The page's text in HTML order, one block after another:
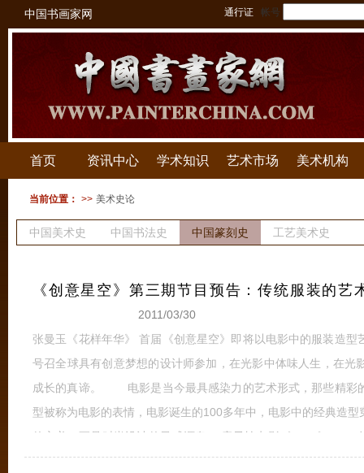
中国书画家网 通行证 帐号
首页 资讯中心 学术知识 艺术市场 美术机构
当前位置： >> 美术史论
中国美术史 中国书法史 中国篆刻史
工艺美术史
《创意星空》第三期节目预告：传统服装的
2011/03/30
张曼玉《花样年华》 首届《创意星空》即将以电影中的服装造
号召全球具有创意梦想的设计师参加，在光影中体味人生，在光
成长的真谛。 电影是当今最具感染力的艺术形式，那些精彩
型被称为电影的表情，电影诞生的100多年中，电影中的经典造
的审美，更是时尚设计的灵感源泉。 章子怡电影《2046》
典型的中国人物造型也成为设计师创造的灵感，并引发旗袍在生